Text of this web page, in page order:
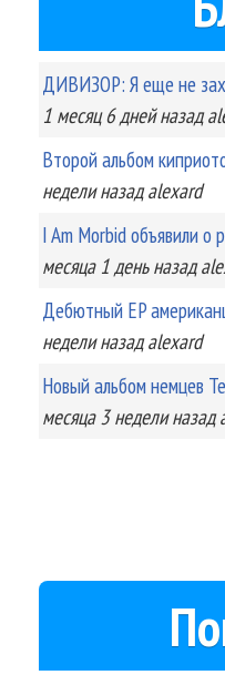
ДИВИЗОР: Я еще не
1 месяц 6 днейназад
Второй альбом
неделиназад alexard
I Am Morbid объявили о
месяца 1 деньназад
Дебютный EP
неделиназад alexard
Новый альбом немцев
месяца 3 неделиназад